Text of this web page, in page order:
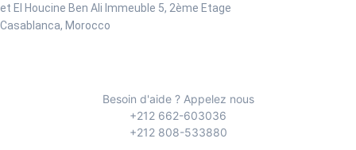
et El Houcine Ben Ali Immeuble 5, 2ème Etage
Casablanca, Morocco
Besoin d'aide ? Appelez nous
+212 662-603036
+212 808-533880